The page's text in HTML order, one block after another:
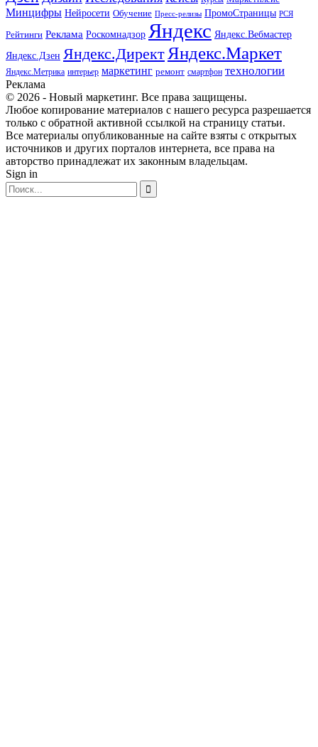
Минцифры Нейросети Обучение Пресс-релизы ПромоСтраницы РСЯ
Рейтинги Реклама Роскомнадзор Яндекс Яндекс.Вебмастер
Яндекс.Дзен Яндекс.ДиректЯндекс.Маркет
Яндекс.Метрика интерьер маркетинг ремонт смартфон технологии
Реклама
© 2026 - Новый маркетинг. Все права защищены.
Любое копирование материалов с нашего ресурса разрешается
только с обратной активной ссылкой на страницу статьи.
Все материалы опубликованные на сайте взяты с открытых
источников и других порталов интернета, все права на
авторство принадлежат их законным владельцам.
Sign in